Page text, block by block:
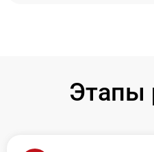
Этапы